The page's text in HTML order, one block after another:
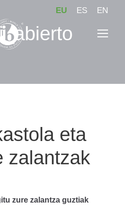
EU ES EN
eta
zalantzak
zure zalantza guztiak